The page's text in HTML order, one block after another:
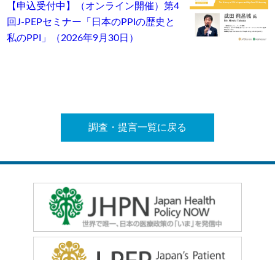
【申込受付中】（オンライン開催）第4
回J-PEPセミナー「日本のPPIの歴史と
私のPPI」（2026年9月30日）
調査・提言一覧に戻る